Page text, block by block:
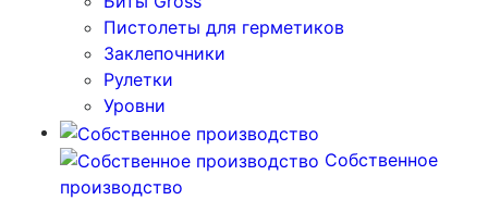
Пистолеты для герметиков
Заклепочники
Рулетки
Уровни
Собственное
производство